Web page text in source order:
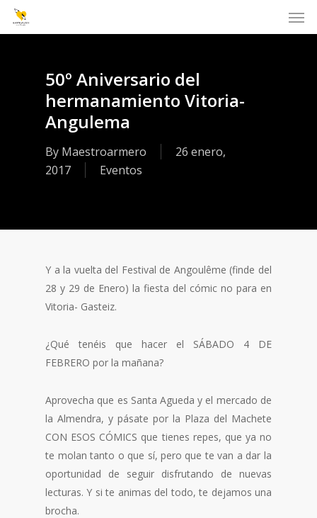
Skip
50º Aniversario del
hermanamiento Vitoria-
Angulema
By Maestroarmero
26 enero,
2017
Eventos
Y a la vuelta del Festival de Angoulême (finde del
28 y 29 de Enero) la fiesta del cómic no para en
Vitoria- Gasteiz.
¿Qué tenéis que hacer el SÁBADO 4 DE
FEBRERO por la mañana?
Aprovecha que es Santa Agueda y el mercado de
la Almendra, y pásate por la Plaza del Machete
CON ESOS CÓMICS que tienes repes, que ya no
te molan tanto o que sí, pero que te van a dar la
oportunidad de seguir disfrutando de nuevas
lecturas. Y si te animas del todo, te dejamos una
brocha.